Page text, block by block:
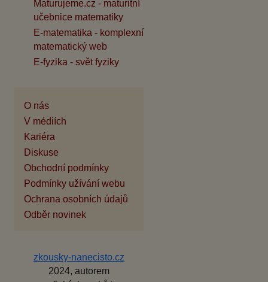
Maturujeme.cz - maturitní
učebnice matematiky
E-matematika - komplexní
matematický web
E-fyzika - svět fyziky
O nás
V médiích
Kariéra
Diskuse
Obchodní podmínky
Podmínky užívání webu
Ochrana osobních údajů
Odběr novinek
zkousky-nanecisto.cz
2024, autorem